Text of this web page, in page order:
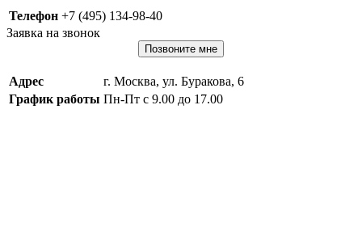
Телефон +7 (495) 134-98-40
Заявка на звонок
Позвоните мне
Адрес
г. Москва, ул. Буракова, 6
График работы Пн-Пт с 9.00 до 17.00